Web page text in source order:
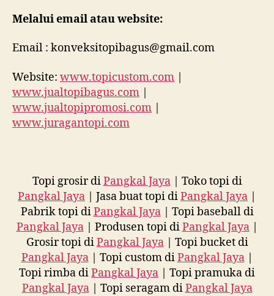
Melalui email atau website:
Email : konveksitopibagus@gmail.com
Website: www.topicustom.com |
www.jualtopibagus.com |
www.jualtopipromosi.com |
www.juragantopi.com
Topi grosir diPangkal Jaya| Toko topi di
Pangkal Jaya | Jasa buat topi diPangkal Jaya |
Pabrik topi diPangkal Jaya| Topi baseball di
Pangkal Jaya| Produsen topi diPangkal Jaya|
Grosir topi diPangkal Jaya| Topi bucket di
Pangkal Jaya| Topi custom diPangkal Jaya|
Topi rimba diPangkal Jaya | Topi pramuka di
Pangkal Jaya| Topi seragam diPangkal Jaya